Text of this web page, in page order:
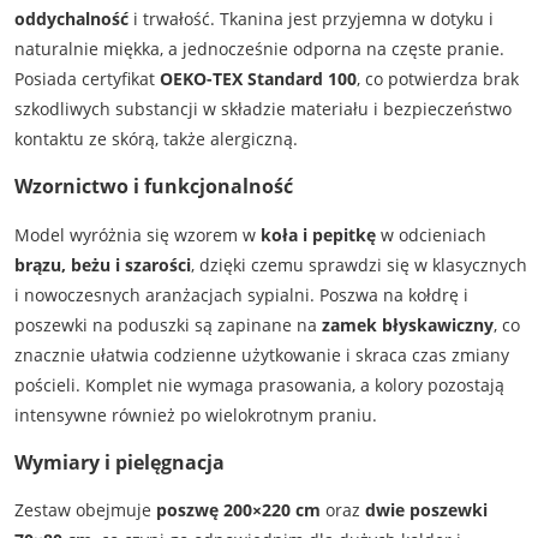
oddychalnośći trwałość. Tkanina jest przyjemna w dotyku i
naturalnie miękka, a jednocześnie odporna na częste pranie.
Posiada certyfikat OEKO-TEX Standard 100, co potwierdza brak
szkodliwych substancji w składzie materiału i bezpieczeństwo
kontaktu ze skórą, także alergiczną.
Wzornictwo i funkcjonalność
Model wyróżnia się wzorem w koła i pepitkęw odcieniach
brązu, beżu i szarości, dzięki czemu sprawdzi się w klasycznych
i nowoczesnych aranżacjach sypialni. Poszwa na kołdrę i
poszewki na poduszki są zapinane na zamek błyskawiczny, co
znacznie ułatwia codzienne użytkowanie i skraca czas zmiany
pościeli. Komplet nie wymaga prasowania, a kolory pozostają
intensywne również po wielokrotnym praniu.
Wymiary i pielęgnacja
Zestaw obejmuje poszwę 200×220 cm oraz dwie poszewki